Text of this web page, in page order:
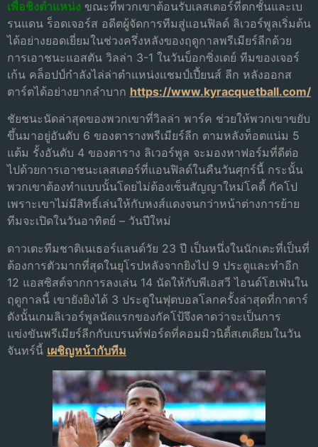
เพื่อชิงตําแหน่ง ขณะที่พวกเขาต้อนรับเลสเตอร์ที่ตกชั้นและเบ
รนแดน ร็อดเจอร์ส อดีตผู้จัดการทีมสู่แอนฟิลด์ ลิเวอร์พูลเริ่มต้น
ได้อย่างยอดเยี่ยมในช่วงครึ่งหลังของฤดูกาลพรีเมียร์ลีกด้วย
การเอาชนะแอสตัน วิลล่า 3-1 ในวันบ็อกซิ่งเดย์ ทีมของเจอร์
เก้น คล็อปป์กําลังไล่ล่าตําแหน่งแชมป์เปี้ยนส์ ลีก หลังออกส
ตาร์ตได้อย่างยากลําบาก https://www.kyracquetball.com/
ชัยชนะนัดล่าสุดของพวกเขาที่วิลล่า พาร์ค ช่วยให้พวกเขาขยับ
ขึ้นมาอยู่อันดับ 6 ของตารางพรีเมียร์ลีก ตามหลังท็อตแน่ม 5
แต้ม รั้งอันดับ 4 ของตาราง ลิเวอร์พูล จะมองหาฟอร์มที่ดีต่อ
ไปด้วยการเอาชนะเลสเตอร์ที่แอนฟิลด์ในคืนวันศุกร์นี้ กระนั้น
พวกเขาต้องทําแบบนั้นโดยไม่ต้องเซ็นสัญญาใหม่โคดี้ กัคโป
เพราะเขาไม่มีสิทธิ์เล่นให้กับหงส์แดงจนกว่าหน้าต่างการย้าย
ทีมจะเปิดในวันอาทิตย์ – วันปีใหม่
ดาวเตะทีมชาติเนเธอร์แลนด์วัย 23 ปี เป็นหนึ่งในนักเตะที่เป็นที่
ต้องการตัวมากที่สุดในยุโรปหลังจากยิงไป 9 ประตูและทําอีก
12 แอสซิสต์จากการลงเล่น 14 นัดให้กับพีเอสวี ไอนด์โฮเฟ่นใน
ฤดูกาลนี้ เขายังยิงได้ 3 ประตูในฟุตบอลโลกครั้งล่าสุดที่กาตาร์
ดังนั้นเกมลิเวอร์พูลนัดแรกของกัคโป้จึงคาดว่าจะเป็นการ
แข่งขันพรีเมียร์ลีกกับเบรนท์ฟอร์ดที่คอมมิวนิตี้สเตเดียมในวัน
จันทร์นี้ เผชิญหน้ากับทีม